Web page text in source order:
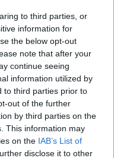
to third parties, or
information for
the below opt-out
note that after your
continue seeing
information utilized by
to third parties prior to
out of the further
by third parties on the
This information may
on the IAB’s List of
disclose it to other
delle risorse destinate ai
opere
a Livorno e potenziare
e trasporti
di riforma portuale
competenze della